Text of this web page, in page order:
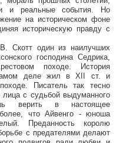
и реальные события. Но
на историческом фоне
историческую правду с
Скотт один из наилучших
господина Седрика,
походе. История
деле жил в XII ст. и
Писатель так тесно
лица с судьбой выдуманного
верить в настоящее
что Айвенго - юноша
Преданность королю
с предателями делают